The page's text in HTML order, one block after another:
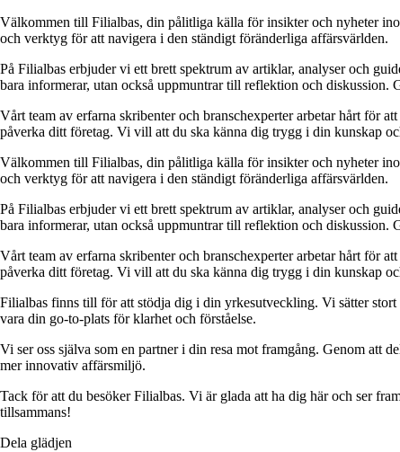
Välkommen till Filialbas, din pålitliga källa för insikter och nyheter
och verktyg för att navigera i den ständigt föränderliga affärsvärlden.
På Filialbas erbjuder vi ett brett spektrum av artiklar, analyser och
bara informerar, utan också uppmuntrar till reflektion och diskussion.
Vårt team av erfarna skribenter och branschexperter arbetar hårt för
påverka ditt företag. Vi vill att du ska känna dig trygg i din kunskap
Välkommen till Filialbas, din pålitliga källa för insikter och nyheter
och verktyg för att navigera i den ständigt föränderliga affärsvärlden.
På Filialbas erbjuder vi ett brett spektrum av artiklar, analyser och
bara informerar, utan också uppmuntrar till reflektion och diskussion.
Vårt team av erfarna skribenter och branschexperter arbetar hårt för
påverka ditt företag. Vi vill att du ska känna dig trygg i din kunskap
Filialbas finns till för att stödja dig i din yrkesutveckling. Vi sätter
vara din go-to-plats för klarhet och förståelse.
Vi ser oss själva som en partner i din resa mot framgång. Genom att
mer innovativ affärsmiljö.
Tack för att du besöker Filialbas. Vi är glada att ha dig här och ser
tillsammans!
Dela glädjen